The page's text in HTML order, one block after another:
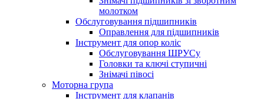
молотком
Обслуговування підшипників
Оправлення для підшипників
Інструмент для опор коліс
Обслуговування ШРУСу
Головки та ключі ступичні
Знімачі півосі
Моторна група
Інструмент для клапанів